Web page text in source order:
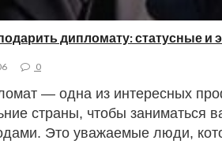
дипломату: статусные и
0
— одна из интересных
страны, чтобы заниматься
Это уважаемые люди,